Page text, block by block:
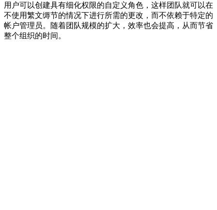
用户可以创建具有细化权限的自定义角色，这样团队就可以在
不使用繁文缛节的情况下进行所需的更改，而不依赖于特定的
帐户管理员。随着团队规模的扩大，效率也会提高，从而节省
整个组织的时间。